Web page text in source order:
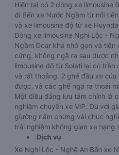
Hiện tại có 2 dòng xe limousine
đi Bến xe Nước Ngầm từ nổi
và xe limousine độ từ xe
Dòng xe limousine Nghi Lộc -
Ngầm Dcar khá nhỏ gọn và
cứng, không ngã ra sau được
limousine độ từ Solati lại có
và rất thoáng. 2 ghế đầu xe
được, và các ghế ngã ra thoải
Một điều đáng lưu tâm chính là
nghiệm chuyến xe VIP. Dù với
giường nằm chừng vài chục
trải nghiệm không gian xe hạng
Dịch vụ
Xe Nghi Lộc - Nghệ An Bến xe